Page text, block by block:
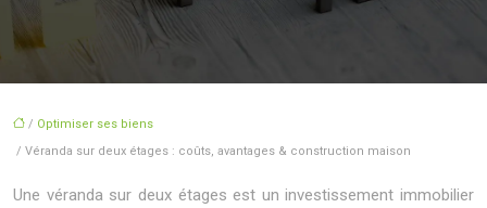
/ Optimiser ses biens
/ Véranda sur deux étages : coûts, avantages & construction maison
Une véranda sur deux étages est un investissement immobilier